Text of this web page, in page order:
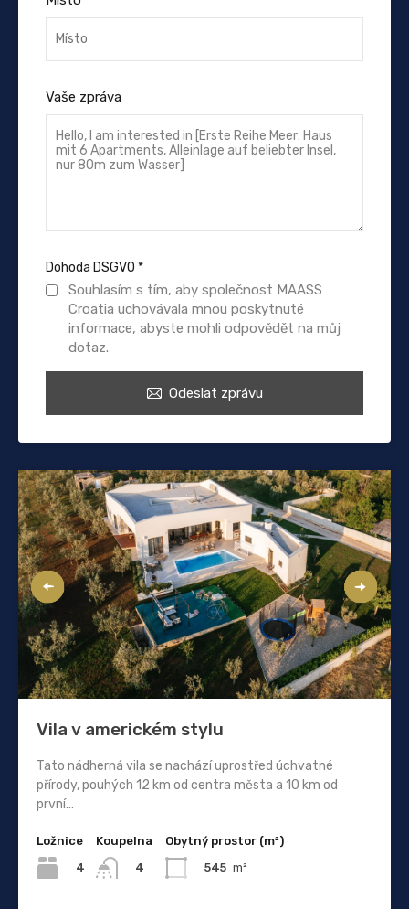
Vaše zpráva
Dohoda DSGVO *
Souhlasím s tím, aby společnost MAASS
Croatia uchovávala mnou poskytnuté
informace, abyste mohli odpovědět na můj
dotaz.
Odeslat zprávu
Vila v americkém stylu
Tato nádherná vila se nachází uprostřed úchvatné
přírody, pouhých 12 km od centra města a 10 km od
první...
Ložnice
4
Koupelna
4
Obytný prostor (m²)
545 m²